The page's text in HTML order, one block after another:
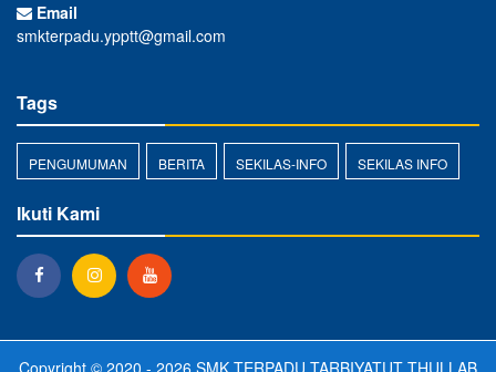
Email
smkterpadu.ypptt@gmail.com
Tags
PENGUMUMAN BERITA SEKILAS-INFO SEKILAS INFO
Ikuti Kami
Copyright © 2020 - 2026 SMK TERPADU TARBIYATUT THULLAB